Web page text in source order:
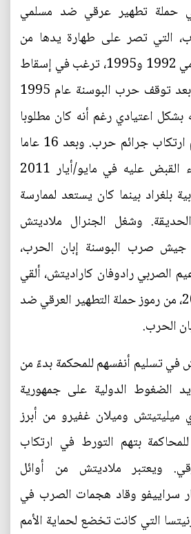
في حملة تطهير عرقي ضد مسلمي
التي تصر على طهارة يدها من
حرب البوسنة بين عامي 1992 و1995، ترغب في إسقاط
التهم عن المدانين. وبعد توقف حرب البوسنة عام 1995
اعتيادي رغم أنه كان مطلوبا
للمحكمة الدولية بتهم ارتكاب جرائم حرب. وبعد 16 عاما
من الملاحقة تم إلقاء القبض عليه في مايو/أيار 2011
بلغراد بينما كان يستعد لممارسة
وشغل الجنرال ملاديتش
صرب البوسنة إبان الحرب،
الصربي رادوفان كاراديتش، ألقي
القبض عليه عام 2008، من رموز حملة التطهير العرقي ضد
الحرب.
في تسليم أنفسهم للمحكمة بدءً من
تزايد الضغوط الدولية على جمهورية
ميليتيتش وميلان غفيرو من أبرز
بتهم التورط في ارتكاب
ويعتبر ملاديتش من أوائل
سراييفو وقاد هجمات الصرب في
سربرنيتسا التي كانت تخضع لحماية الأمم